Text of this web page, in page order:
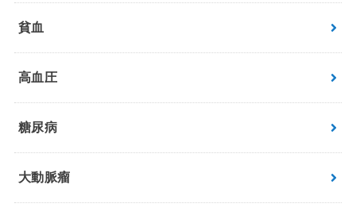
貧血
高血圧
糖尿病
大動脈瘤